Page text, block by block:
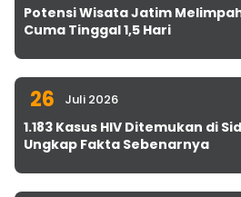
Potensi Wisata Jatim
Cuma Tinggal 1,5 Hari
26 Juli 2026
1.183 Kasus HIV Ditemukan di
Ungkap Fakta Sebenarnya